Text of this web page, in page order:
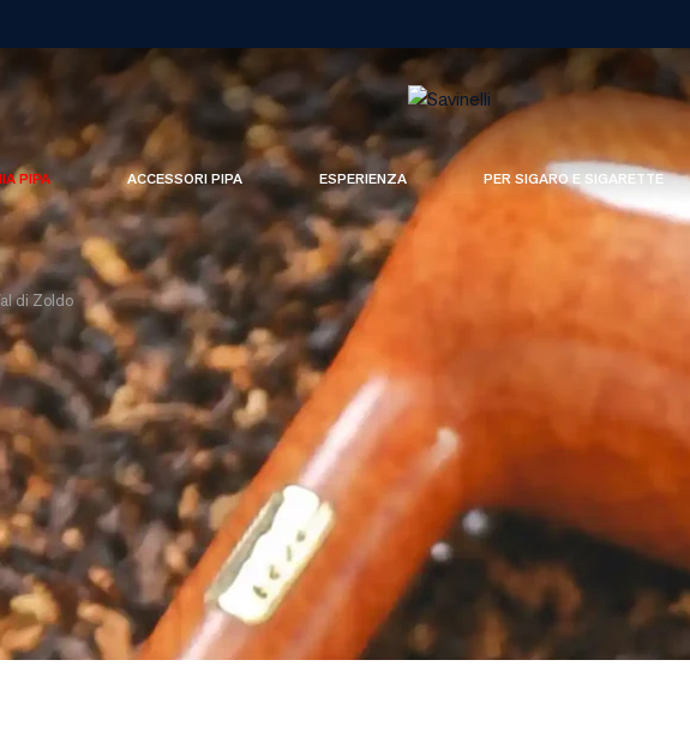
PIPA ACCESSORI PIPA ESPERIENZA PER SIGARO E SIGARETTE
di Zoldo